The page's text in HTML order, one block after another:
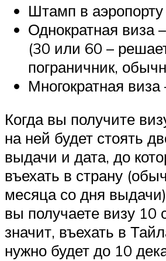
Штамп в
Однократная виза
(30 или 60 –
пограничник,
Многократная
Когда вы получите
на ней будет стоять
выдачи и дата, до
въехать в страну
месяца со дня
вы получаете визу 10
значит, въехать в
нужно будет до 10